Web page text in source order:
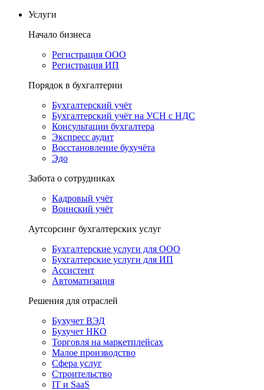
Услуги
Начало бизнеса
Регистрация ООО
Регистрация ИП
Порядок в бухгалтерии
Бухгалтерский учёт
Бухгалтерский учёт на УСН с НДС
Консультации бухгалтера
Экспресс аудит
Восстановление бухучёта
Эдо
Забота о сотрудниках
Кадровый учёт
Воинский учёт
Аутсорсинг бухгалтерских услуг
Бухгалтерские услуги для ООО
Бухгалтерские услуги для ИП
Ассистент
Автоматизация
Решения для отраслей
Бухучет ВЭД
Бухучет НКО
Торговля на маркетплейсах
Малое производство
Сфера услуг
Строительство
IT и SaaS